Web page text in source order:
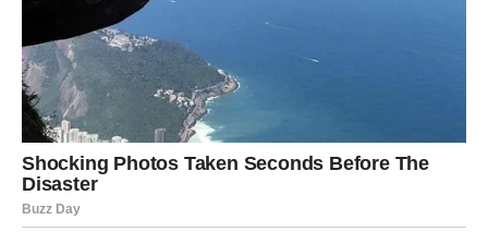
Suština promene:ono što ste gradili, sada stoji čvrsto.
VODOLIJA – ŽIVOT PO VAŠIM
PRAVILIMA
Vodolije ulaze u period oslobađanja. Bliska budućnost